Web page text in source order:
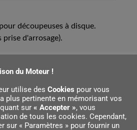
découpeuses à disque.
prise d'arrosage).
du Moteur !
utilise des Cookies pour vous
plus pertinente en mémorisant vos
sur « Accepter », vous
de tous les cookies. Cependant,
sur « Paramètres » pour fournir un